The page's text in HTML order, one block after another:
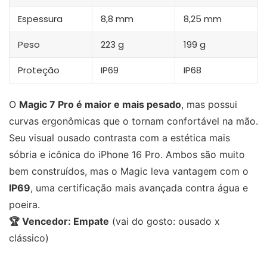
Espessura 8,8 mm 8,25 mm
Peso 223 g 199 g
Proteção IP69 IP68
O Magic 7 Pro é maior e mais pesado, mas possui
curvas ergonômicas que o tornam confortável na mão.
Seu visual ousado contrasta com a estética mais
sóbria e icônica do iPhone 16 Pro. Ambos são muito
bem construídos, mas o Magic leva vantagem com o
IP69, uma certificação mais avançada contra água e
poeira.
🏆 Vencedor: Empate (vai do gosto: ousado x
clássico)